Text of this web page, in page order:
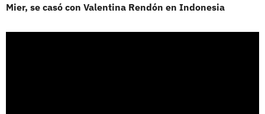
Mier, se casó con Valentina Rendón en Indonesia